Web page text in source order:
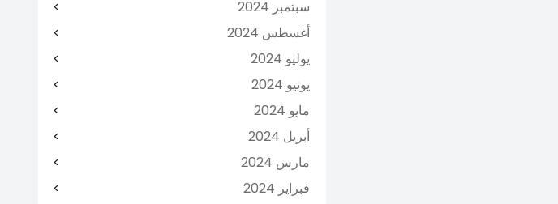
سبتمبر 2024
أغسطس 2024
يوليو 2024
يونيو 2024
مايو 2024
أبريل 2024
مارس 2024
فبراير 2024